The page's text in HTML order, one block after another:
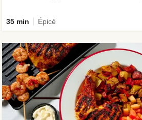
35 min Épicé